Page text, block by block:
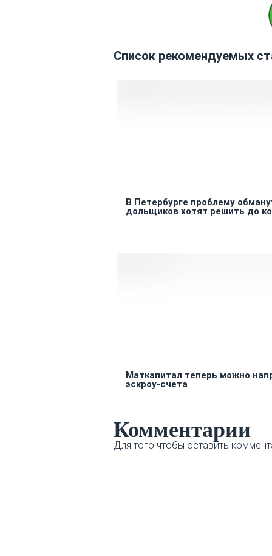
Список рекомендуемых
В Петербурге проблему
дольщиков хотят решить до
Маткапитал теперь можно
эскроу-счета
Комментарии
Для того чтобы оставить